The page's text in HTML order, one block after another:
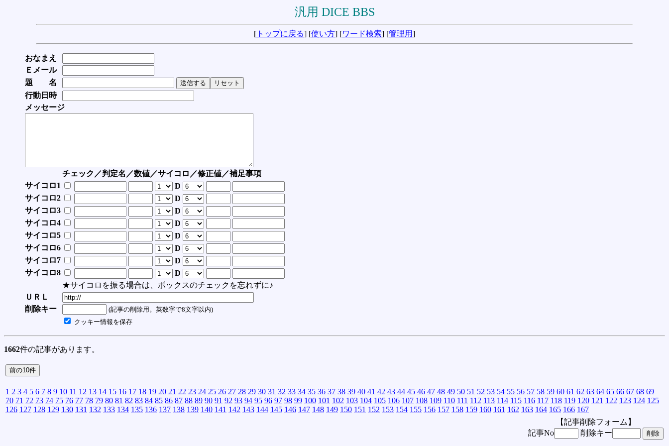
汎用 DICE BBS
[ トップに戻る] [使い方] [ワード検索] [管理用]
おなまえ
Ｅメール
題 名
行動日時
メッセージ
チェック／判定名／数値／サイコロ／修正値／補足事項
サイコロ1
D
サイコロ2
D
サイコロ3
D
サイコロ4
D
サイコロ5
D
サイコロ6
D
サイコロ7
D
サイコロ8
D
★サイコロを振る場合は、ボックスのチェックを忘れずに♪
ＵＲＬ
削除キー
(記事の削除用。英数字で8文字以内)
クッキー情報を保存
1662件の記事があります。
1 2 3 4 5 6 7 8 9 10 11 12 13 14 15 16 17 18 19 20 21 22 23 24 25 26 27 28 29 30 31 32 33 34 35 36 37 38 39 40 41 42 43 44 45 46 47 48 49 50 51 52 53 54 55 56 57 58 59 60 61 62 63 64 65 66 67 68 69
70 71 72 73 74 75 76 77 78 79 80 81 82 83 84 85 86 87 88 89 90 91 92 93 94 95 96 97 98 99 100 101 102 103 104 105 106 107 108 109 110 111 112 113 114 115 116 117 118 119 120 121 122 123 124 125
126 127 128 129 130 131 132 133 134 135 136 137 138 139 140 141 142 143 144 145 146 147 148 149 150 151 152 153 154 155 156 157 158 159 160 161 162 163 164 165 166 167
【記事削除フォーム】
記事No
削除キー